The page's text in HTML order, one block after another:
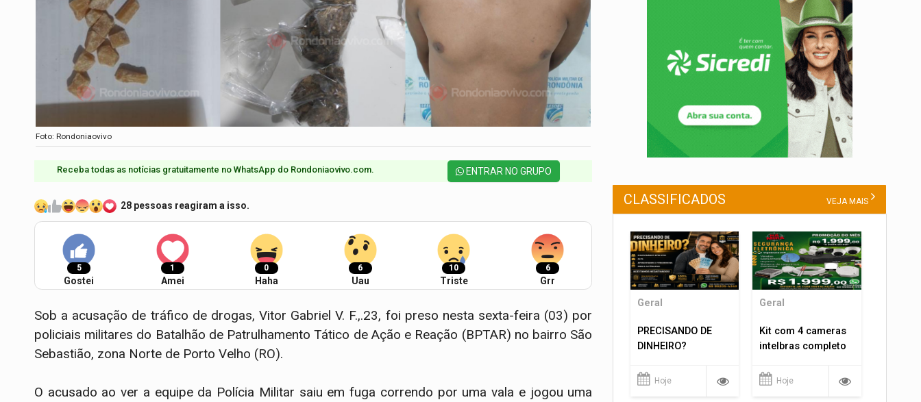
Foto: Rondoniaovivo
Receba todas as notícias gratuitamente no WhatsApp do Rondoniaovivo.com.​ ENTRAR NO GRUPO
28 pessoas reagiram a isso.
5
Gostei
1
Amei
0
Haha
6
Uau
10
Triste
6
Grr
Sob a acusação de tráfico de drogas, Vitor Gabriel V. F.,.23, foi preso nesta sexta-feira (03) por
policiais militares do Batalhão de Patrulhamento Tático de Ação e Reação (BPTAR) no bairro São
Sebastião, zona Norte de Porto Velho (RO).
O acusado ao ver a equipe da Polícia Militar saiu em fuga correndo por uma vala e jogou uma
CLASSIFICADOS VEJA MAIS
Geral
PRECISANDO DE
DINHEIRO?
Hoje
Geral
Kit com 4 cameras
intelbras completo
Hoje